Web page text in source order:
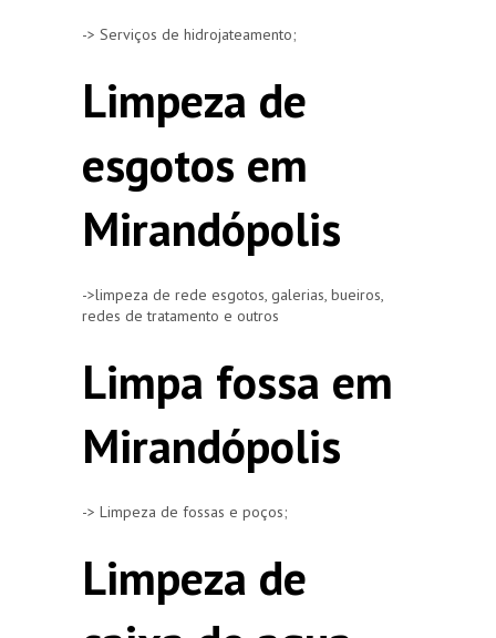
-> Serviços de hidrojateamento;
Limpeza de
esgotos em
Mirandópolis
->limpeza de rede esgotos, galerias, bueiros,
redes de tratamento e outros
Limpa fossa em
Mirandópolis
-> Limpeza de fossas e poços;
Limpeza de